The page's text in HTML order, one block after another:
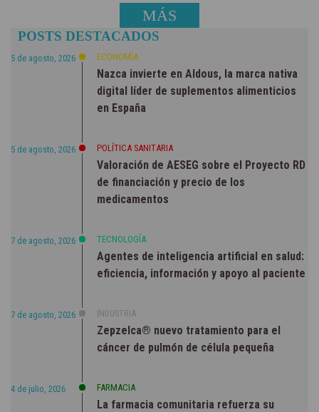
MÁS
NOTICIAS
POSTS DESTACADOS
5 de agosto, 2026 ECONOMÍA
Nazca invierte en Aldous, la marca nativa
digital líder de suplementos alimenticios
en España
5 de agosto, 2026 POLÍTICA SANITARIA
Valoración de AESEG sobre el Proyecto RD
de financiación y precio de los
medicamentos
7 de agosto, 2026 TECNOLOGÍA
Agentes de inteligencia artificial en salud:
eficiencia, información y apoyo al paciente
7 de agosto, 2026 INDUSTRIA
Zepzelca® nuevo tratamiento para el
cáncer de pulmón de célula pequeña
4 de julio, 2026 FARMACIA
La farmacia comunitaria refuerza su